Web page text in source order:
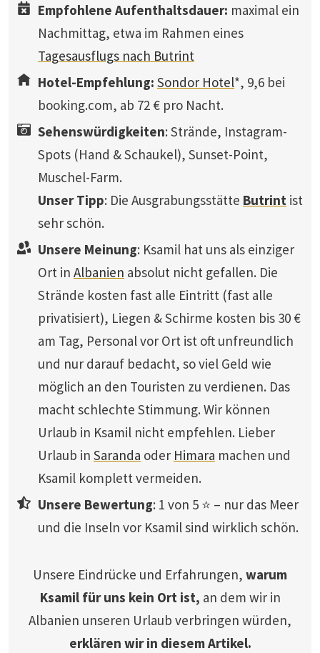
Empfohlene Aufenthaltsdauer: maximal ein
Nachmittag, etwa im Rahmen eines
Tagesausflugs nach Butrint
Hotel-Empfehlung: Sondor Hotel*, 9,6 bei
booking.com, ab 72 € pro Nacht.
Sehenswürdigkeiten: Strände, Instagram-
Spots (Hand & Schaukel), Sunset-Point,
Muschel-Farm.
Unser Tipp: Die Ausgrabungsstätte Butrint ist
sehr schön.
Unsere Meinung: Ksamil hat uns als einziger
Ort in Albanien absolut nicht gefallen. Die
Strände kosten fast alle Eintritt (fast alle
privatisiert), Liegen & Schirme kosten bis 30 €
am Tag, Personal vor Ort ist oft unfreundlich
und nur darauf bedacht, so viel Geld wie
möglich an den Touristen zu verdienen. Das
macht schlechte Stimmung. Wir können
Urlaub in Ksamil nicht empfehlen. Lieber
Urlaub in Saranda oder Himara machen und
Ksamil komplett vermeiden.
Unsere Bewertung: 1 von 5 ⭐ – nur das Meer
und die Inseln vor Ksamil sind wirklich schön.
Unsere Eindrücke und Erfahrungen, warum
Ksamil für uns kein Ort ist, an dem wir in
Albanien unseren Urlaub verbringen würden,
erklären wir in diesem Artikel.